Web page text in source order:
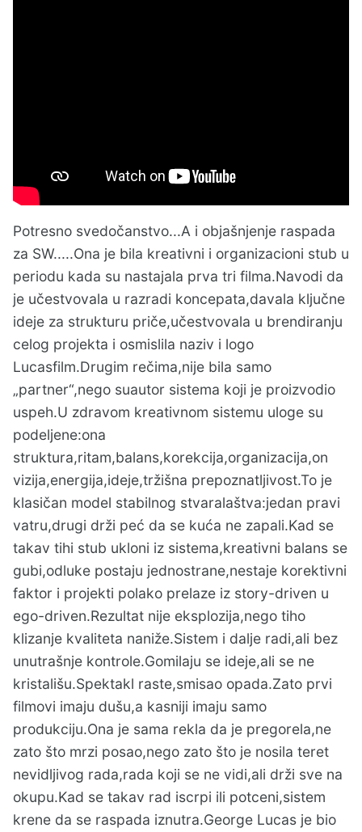
Potresno svedočanstvo...A i objašnjenje raspada
za SW.....Ona je bila kreativni i organizacioni stub u
periodu kada su nastajala prva tri filma.Navodi da
je učestvovala u razradi koncepata,davala ključne
ideje za strukturu priče,učestvovala u brendiranju
celog projekta i osmislila naziv i logo
Lucasfilm.Drugim rečima,nije bila samo
„partner“,nego suautor sistema koji je proizvodio
uspeh.U zdravom kreativnom sistemu uloge su
podeljene:ona
struktura,ritam,balans,korekcija,organizacija,on
vizija,energija,ideje,tržišna prepoznatljivost.To je
klasičan model stabilnog stvaralaštva:jedan pravi
vatru,drugi drži peć da se kuća ne zapali.Kad se
takav tihi stub ukloni iz sistema,kreativni balans se
gubi,odluke postaju jednostrane,nestaje korektivni
faktor i projekti polako prelaze iz story-driven u
ego-driven.Rezultat nije eksplozija,nego tiho
klizanje kvaliteta naniže.Sistem i dalje radi,ali bez
unutrašnje kontrole.Gomilaju se ideje,ali se ne
kristališu.Spektakl raste,smisao opada.Zato prvi
filmovi imaju dušu,a kasniji imaju samo
produkciju.Ona je sama rekla da je pregorela,ne
zato što mrzi posao,nego zato što je nosila teret
nevidljivog rada,rada koji se ne vidi,ali drži sve na
okupu.Kad se takav rad iscrpi ili potceni,sistem
krene da se raspada iznutra.George Lucas je bio